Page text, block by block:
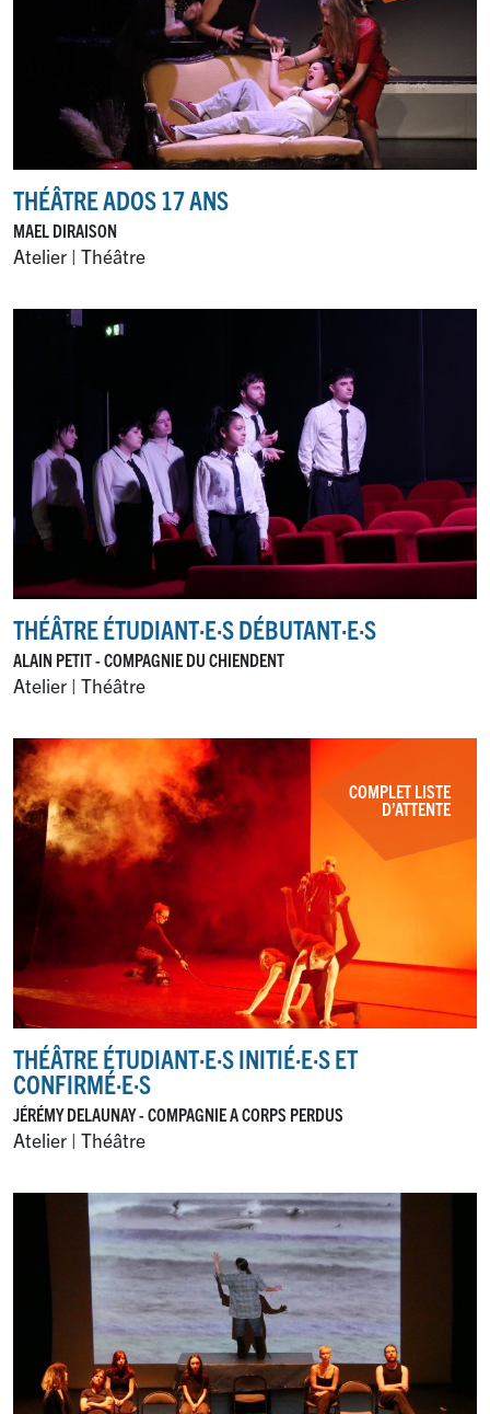
THÉÂTRE ADOS 17 ANS
MAEL DIRAISON
Atelier | Théâtre
THÉÂTRE ÉTUDIANT·E·S DÉBUTANT·E·S
ALAIN PETIT - COMPAGNIE DU CHIENDENT
Atelier | Théâtre
COMPLET LISTE
D’ATTENTE
THÉÂTRE ÉTUDIANT·E·S INITIÉ·E·S ET
CONFIRMÉ·E·S
JÉRÉMY DELAUNAY - COMPAGNIE A CORPS PERDUS
Atelier | Théâtre